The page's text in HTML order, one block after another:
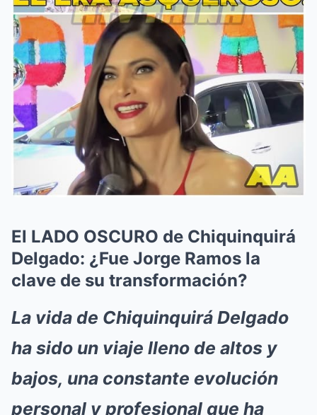
El LADO OSCURO de Chiquinquirá
Delgado: ¿Fue Jorge Ramos la
clave de su transformación?
La vida de Chiquinquirá Delgado
ha sido un viaje lleno de altos y
bajos, una constante evolución
personal y profesional que ha